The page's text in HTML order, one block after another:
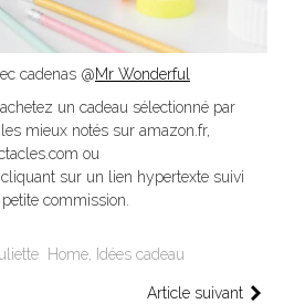
cadenas @Mr Wonderful
un cadeau sélectionné par
mieux notés sur amazon.fr,
ou
sur un lien hypertexte suivi
commission.
Home, Idées cadeau
Article suivant